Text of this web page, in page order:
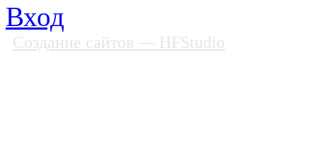
Вход
Создание сайтов — HFStudio